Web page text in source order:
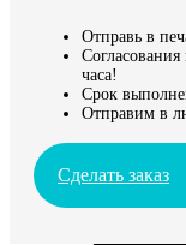
Отправь в
часа!
Срок
Отправим в
Сделать заказ